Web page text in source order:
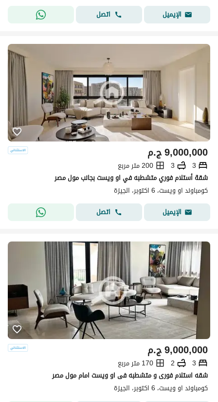
الإيميل
اتصل
ج.م9,000,000
3
3
200 متر مربع
شقة أستلام فوري متشطبه في او ويست بجانب مول مصر
كومباوند او ويست، 6 اكتوبر، الجيزة
الإيميل
اتصل
ج.م9,000,000
3
2
170 متر مربع
شقه استلام فورى و متشطبه فى او ويست امام مول مصر
كومباوند او ويست، 6 اكتوبر، الجيزة